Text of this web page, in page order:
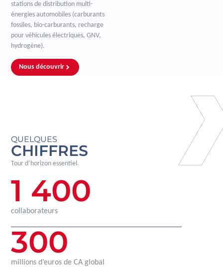
stations de distribution multi-
énergies automobiles (carburants
fossiles, bio-carburants, recharge
pour véhicules électriques, GNV,
hydrogène).
Nous découvrir
QUELQUES
CHIFFRES
Tour d’horizon essentiel.
collaborateurs
1 400
millions d’euros de CA global
300